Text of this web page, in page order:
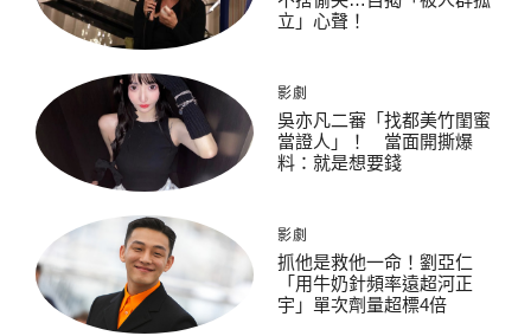
立」心聲！
影劇
吳亦凡二審「找都美竹閨蜜
當證人」！ 當面開撕爆
料：就是想要錢
影劇
抓他是救他一命！劉亞仁
「用牛奶針頻率遠超河正
宇」單次劑量超標4倍